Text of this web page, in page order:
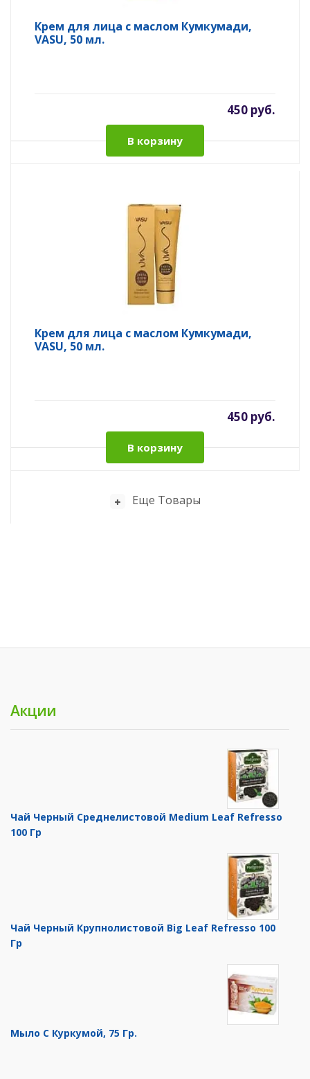
Крем для лица с маслом Кумкумади,
VASU, 50 мл.
450 руб.
В корзину
Крем для лица с маслом Кумкумади,
VASU, 50 мл.
450 руб.
В корзину
Еще Товары
Акции
Чай Черный Среднелистовой Medium Leaf Refresso
100 Гр
Чай Черный Крупнолистовой Big Leaf Refresso 100
Гр
Мыло С Куркумой, 75 Гр.